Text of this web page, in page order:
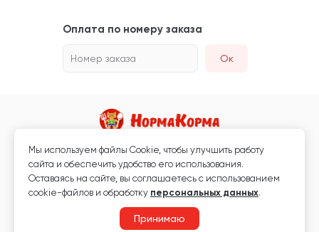
Оплата по номеру заказа
Номер заказа Ок
Магазин кормов для животных и ветаптека
Любая информация, размещённая на сайте, не является публичной
офертой.
Мы используем файлы Сookie, чтобы улучшить работу
сайта и обеспечить удобство его использования.
Оставаясь на сайте, вы соглашаетесь с использованием
cookie-файлов и обработку персональных данных.
Принимаю